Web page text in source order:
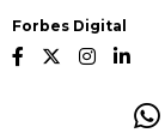
Forbes Digital